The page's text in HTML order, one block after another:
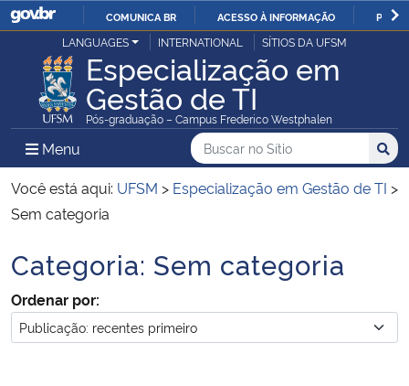
IR
PARA
O
CONTEÚDO
COMUNICA BR ACESSO À INFORMAÇÃO
Ministério da Justiça e Segurança Pública
Ministério da Defesa
Ministério das Relações Exteriores
Ministério da Infraestrutura
Ministério da Agricultura, Pecuária e Abastecimento
LANGUAGES INTERNATIONAL SÍTIOS DA UFSM
Especialização em
Gestão de TI
Pós-graduação – Campus Frederico Westphalen
Menu Menu Principal do Sítio
Busca
Buscar no no Sítio
Busca:
Você está aqui: UFSM > Especialização em Gestão de TI >
Sem categoria
Início do conteúdo
Categoria: Sem categoria
Ordenar por: